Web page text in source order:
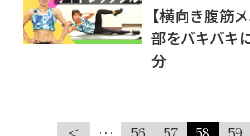
【横向き腹筋
部をバキバキ
分